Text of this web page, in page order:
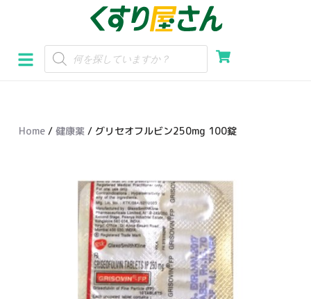
ン
テ
スHome / 健康薬 / グリセオフルビン250mg 100錠